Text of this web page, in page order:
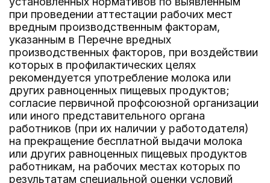
при проведении аттестации рабочих мест
вредным производственным факторам,
указанным в Перечне вредных
производственных факторов, при воздействии
которых в профилактических целях
рекомендуется употребление молока или
других равноценных пищевых продуктов;
согласие первичной профсоюзной организации
или иного представительного органа
работников (при их наличии у работодателя)
на прекращение бесплатной выдачи молока
или других равноценных пищевых продуктов
работникам, на рабочих местах которых по
результатам специальной оценки условий